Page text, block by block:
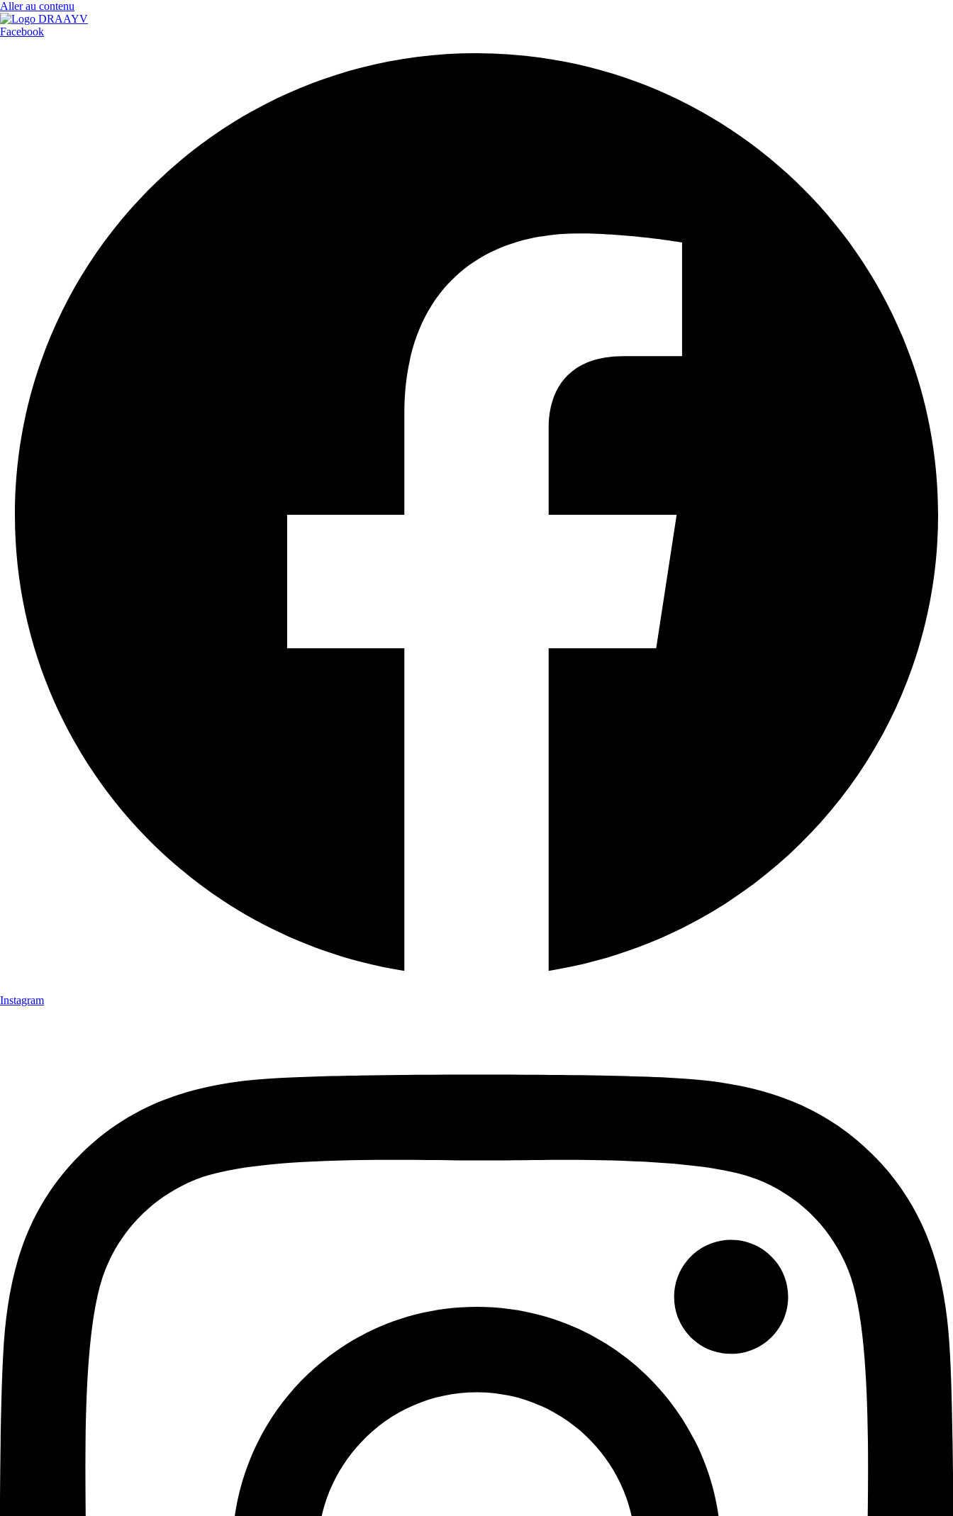
Aller au contenu
Facebook
Instagram